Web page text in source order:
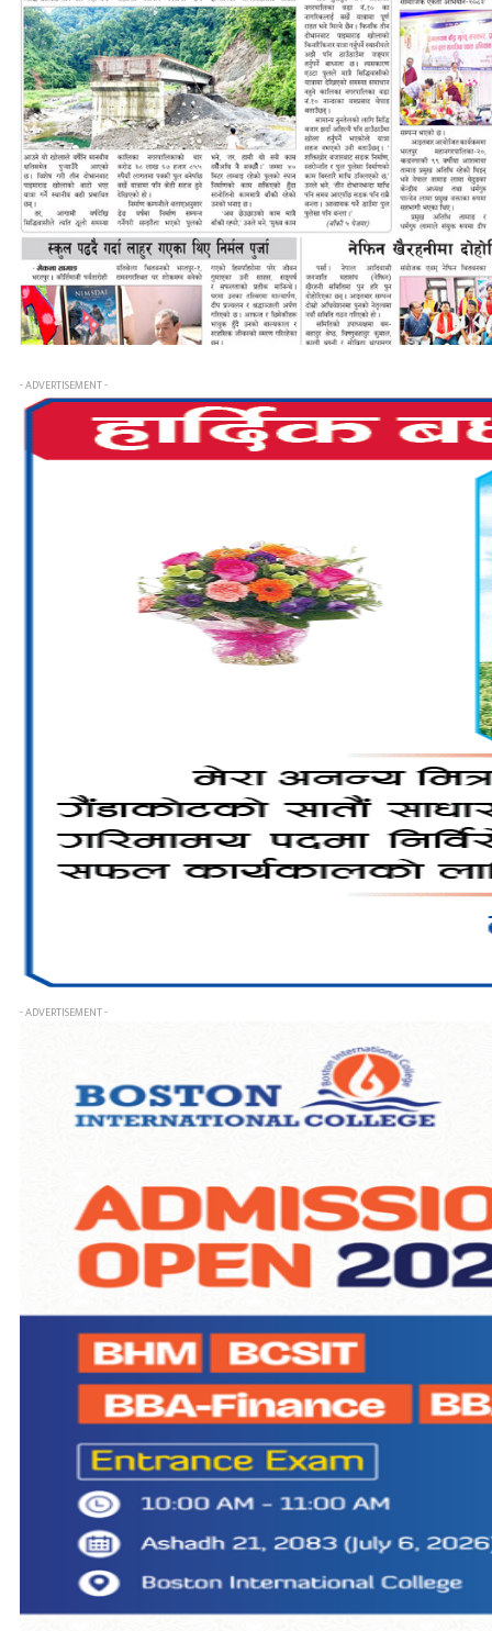
- ADVERTISEMENT -
- ADVERTISEMENT -